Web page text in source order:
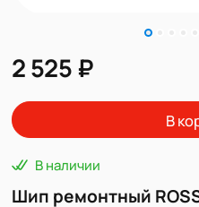
2 525 ₽
В
В наличии
Шип ремонтный